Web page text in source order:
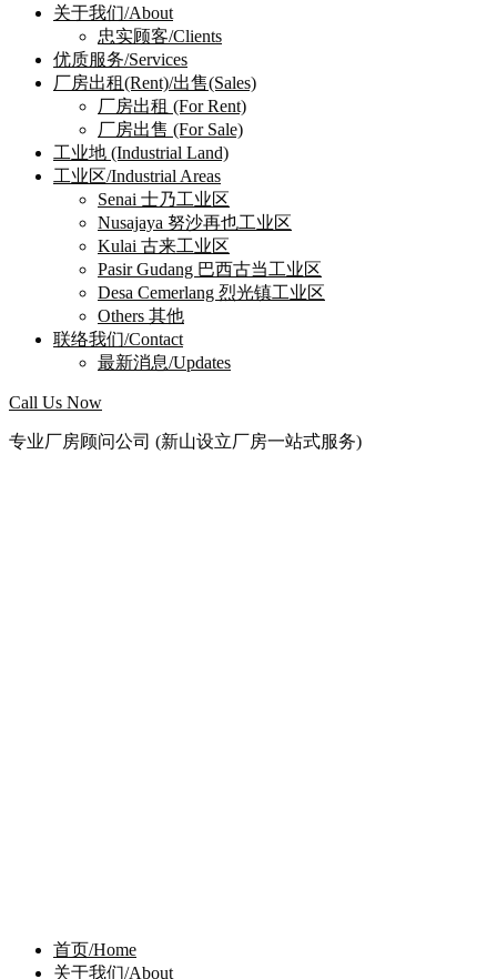
关于我们/About
忠实顾客/Clients
优质服务/Services
厂房出租(Rent)/出售(Sales)
厂房出租 (For Rent)
厂房出售 (For Sale)
工业地 (Industrial Land)
工业区/Industrial Areas
Senai 士乃工业区
Nusajaya 努沙再也工业区
Kulai 古来工业区
Pasir Gudang 巴西古当工业区
Desa Cemerlang 烈光镇工业区
Others 其他
联络我们/Contact
最新消息/Updates
Call Us Now
专业厂房顾问公司 (新山设立厂房一站式服务)
首页/Home
关于我们/About